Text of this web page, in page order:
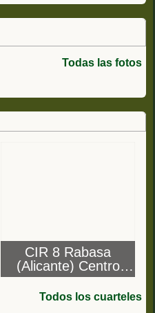
Todas las fotos
CIR 8 Rabasa
(Alicante) Centro
Instrucción de
Reclutas nº 8
Todos los cuarteles